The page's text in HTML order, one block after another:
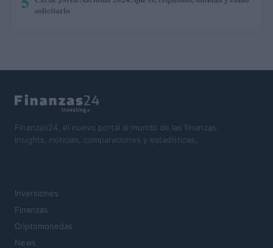
solicitarlo
Finanzas24, el nuevo portal al mundo de las finanzas.
Insights, noticias, comparaciones y estadísticas.
Inversiones
Finanzas
Criptomonedas
News